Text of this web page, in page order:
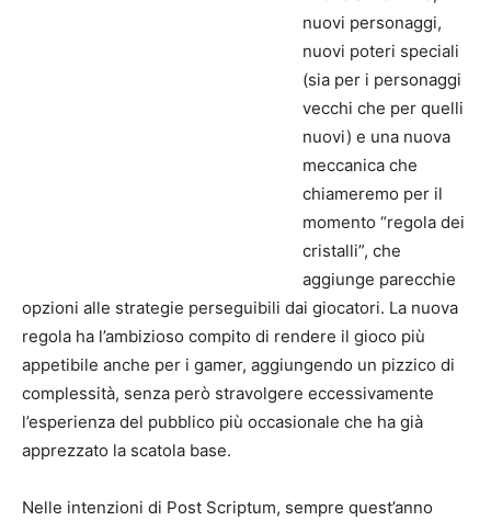
nuovi personaggi,
nuovi poteri speciali
(sia per i personaggi
vecchi che per quelli
nuovi) e una nuova
meccanica che
chiameremo per il
momento “regola dei
cristalli”, che
aggiunge parecchie
opzioni alle strategie perseguibili dai giocatori. La nuova
regola ha l’ambizioso compito di rendere il gioco più
appetibile anche per i gamer, aggiungendo un pizzico di
complessità, senza però stravolgere eccessivamente
l’esperienza del pubblico più occasionale che ha già
apprezzato la scatola base.
Nelle intenzioni di Post Scriptum, sempre quest’anno